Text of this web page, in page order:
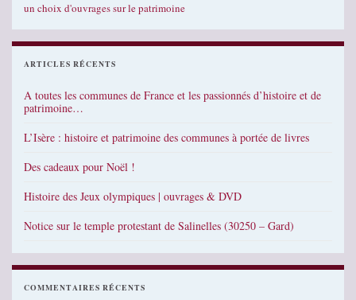
un choix d'ouvrages sur le patrimoine
ARTICLES RÉCENTS
A toutes les communes de France et les passionnés d’histoire et de
patrimoine…
L’Isère : histoire et patrimoine des communes à portée de livres
Des cadeaux pour Noël !
Histoire des Jeux olympiques | ouvrages & DVD
Notice sur le temple protestant de Salinelles (30250 – Gard)
COMMENTAIRES RÉCENTS